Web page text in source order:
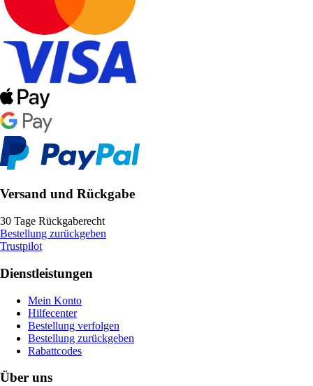
Versand und Rückgabe
30 Tage Rückgaberecht
Bestellung zurückgeben
Trustpilot
Dienstleistungen
Mein Konto
Hilfecenter
Bestellung verfolgen
Bestellung zurückgeben
Rabattcodes
Über uns